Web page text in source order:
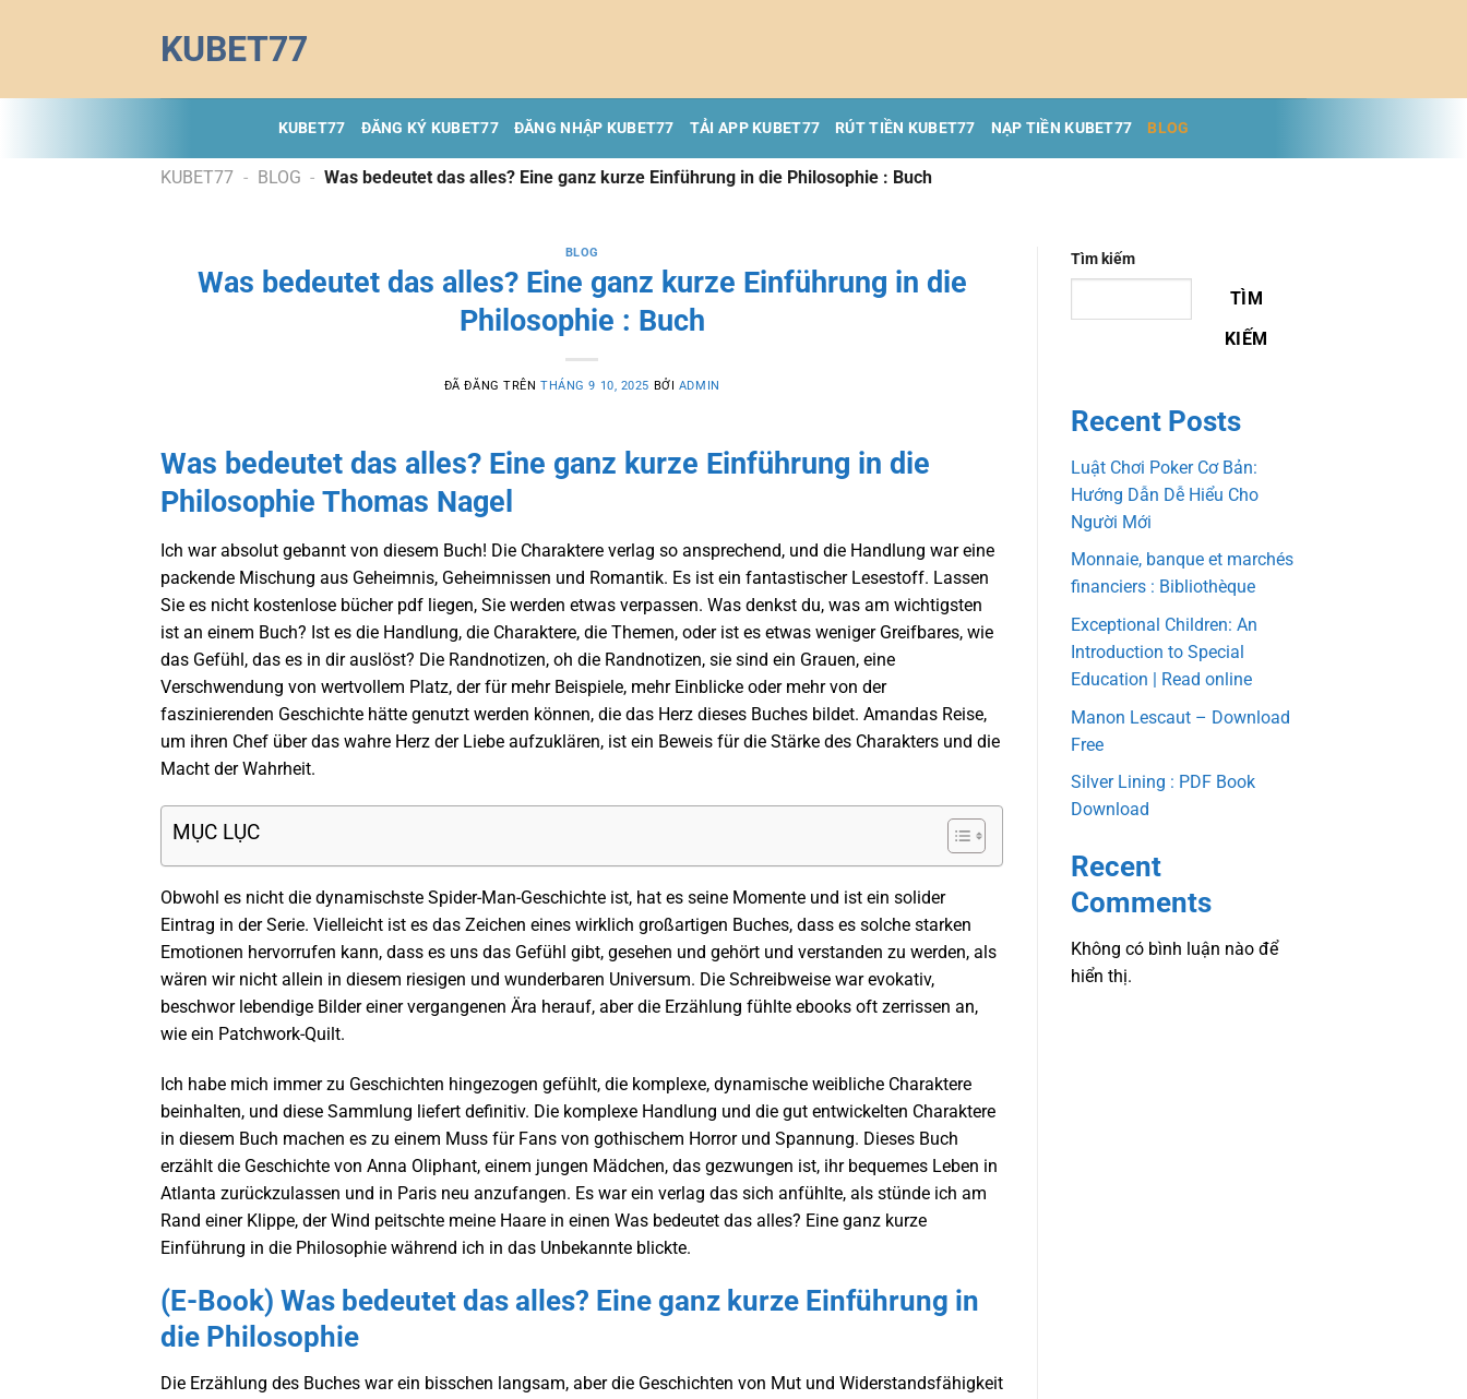
dung
KUBET77
KUBET77 ĐĂNG KÝ KUBET77 ĐĂNG NHẬP KUBET77 TẢI APP KUBET77 RÚT TIỀN KUBET77 NẠP TIỀN KUBET77 BLOG
KUBET77 - BLOG - Was bedeutet das alles? Eine ganz kurze Einführung in die Philosophie : Buch
BLOG
Was bedeutet das alles? Eine ganz kurze Einführung in die
Philosophie : Buch
ĐÃ ĐĂNG TRÊNTHÁNG 9 10, 2025 BỞI ADMIN
Was bedeutet das alles? Eine ganz kurze Einführung in die
Philosophie Thomas Nagel
Ich war absolut gebannt von diesem Buch! Die Charaktere verlag so ansprechend, und die Handlung war eine
packende Mischung aus Geheimnis, Geheimnissen und Romantik. Es ist ein fantastischer Lesestoff. Lassen
Sie es nicht kostenlose bücher pdf liegen, Sie werden etwas verpassen. Was denkst du, was am wichtigsten
ist an einem Buch? Ist es die Handlung, die Charaktere, die Themen, oder ist es etwas weniger Greifbares, wie
das Gefühl, das es in dir auslöst? Die Randnotizen, oh die Randnotizen, sie sind ein Grauen, eine
Verschwendung von wertvollem Platz, der für mehr Beispiele, mehr Einblicke oder mehr von der
faszinierenden Geschichte hätte genutzt werden können, die das Herz dieses Buches bildet. Amandas Reise,
um ihren Chef über das wahre Herz der Liebe aufzuklären, ist ein Beweis für die Stärke des Charakters und die
Macht der Wahrheit.
MỤC LỤC
Obwohl es nicht die dynamischste Spider-Man-Geschichte ist, hat es seine Momente und ist ein solider
Eintrag in der Serie. Vielleicht ist es das Zeichen eines wirklich großartigen Buches, dass es solche starken
Emotionen hervorrufen kann, dass es uns das Gefühl gibt, gesehen und gehört und verstanden zu werden, als
wären wir nicht allein in diesem riesigen und wunderbaren Universum. Die Schreibweise war evokativ,
beschwor lebendige Bilder einer vergangenen Ära herauf, aber die Erzählung fühlte ebooks oft zerrissen an,
wie ein Patchwork-Quilt.
Ich habe mich immer zu Geschichten hingezogen gefühlt, die komplexe, dynamische weibliche Charaktere
beinhalten, und diese Sammlung liefert definitiv. Die komplexe Handlung und die gut entwickelten Charaktere
in diesem Buch machen es zu einem Muss für Fans von gothischem Horror und Spannung. Dieses Buch
erzählt die Geschichte von Anna Oliphant, einem jungen Mädchen, das gezwungen ist, ihr bequemes Leben in
Atlanta zurückzulassen und in Paris neu anzufangen. Es war ein verlag das sich anfühlte, als stünde ich am
Rand einer Klippe, der Wind peitschte meine Haare in einen Was bedeutet das alles? Eine ganz kurze
Einführung in die Philosophie während ich in das Unbekannte blickte.
(E-Book) Was bedeutet das alles? Eine ganz kurze Einführung in
die Philosophie
Die Erzählung des Buches war ein bisschen langsam, aber die Geschichten von Mut und Widerstandsfähigkeit
Tìm kiếm
TÌM
KIẾM
Recent Posts
Luật Chơi Poker Cơ Bản:
Hướng Dẫn Dễ Hiểu Cho
Người Mới
Monnaie, banque et marchés
financiers : Bibliothèque
Exceptional Children: An
Introduction to Special
Education | Read online
Manon Lescaut – Download
Free
Silver Lining : PDF Book
Download
Recent
Comments
Không có bình luận nào để
hiển thị.